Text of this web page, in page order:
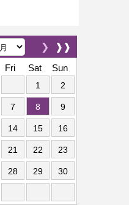
❱❱
❯
Fri Sat Sun
1 2
7 8 9
14 15 16
21 22 23
28 29 30